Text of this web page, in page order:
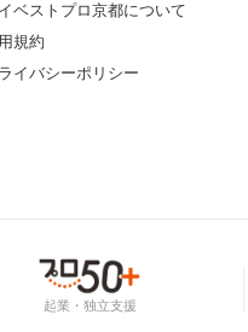
ベストプロ京都について
規約
イバシーポリシー
起業・独立支援